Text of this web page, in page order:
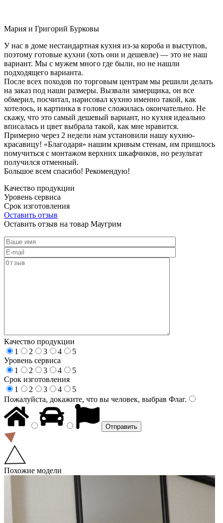
Мария и Григорий Бурковы
У нас в доме нестандартная кухня из-за короба и выступов,
поэтому готовые кухни (хоть они и дешевле) — это не наш
вариант. Мы с мужем много где были, но не нашли
подходящего варианта.
После всех походов по торговым центрам мы решили делать
на заказ под наши размеры. Вызвали замерщика, он все
обмерил, посчитал, нарисовал кухню именно такой, как
хотелось, и картинка в голове сложилась окончательно. Не
скажу, что это самый дешевый вариант, но кухня идеально
вписалась и цвет выбрала такой, как мне нравится.
Примерно через 2 недели нам установили нашу кухню-
красавицу! «Благодаря» нашим кривым стенам, им пришлось
помучиться с монтажом верхних шкафчиков, но результат
получился отменный.
Большое всем спасибо! Рекомендую!
Качество продукции
Уровень сервиса
Срок изготовления
Оставить отзыв
Оставить отзыв на товар Маугрим
Качество продукции
1
2 3 4
5
Уровень сервиса
1
2 3 4
5
Срок изготовления
1
2 3 4
5
Пожалуйста, докажите, что вы человек, выбрав Флаг.
Похожие модели